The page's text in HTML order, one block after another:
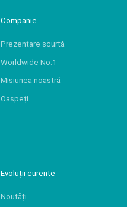
Companie
Prezentare scurtă
Worldwide No.1
Misiunea noastră
Oaspeți
Evoluții curente
Noutăți